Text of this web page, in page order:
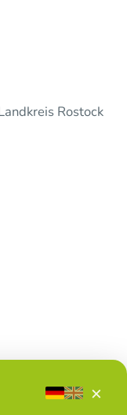
Rostock
×